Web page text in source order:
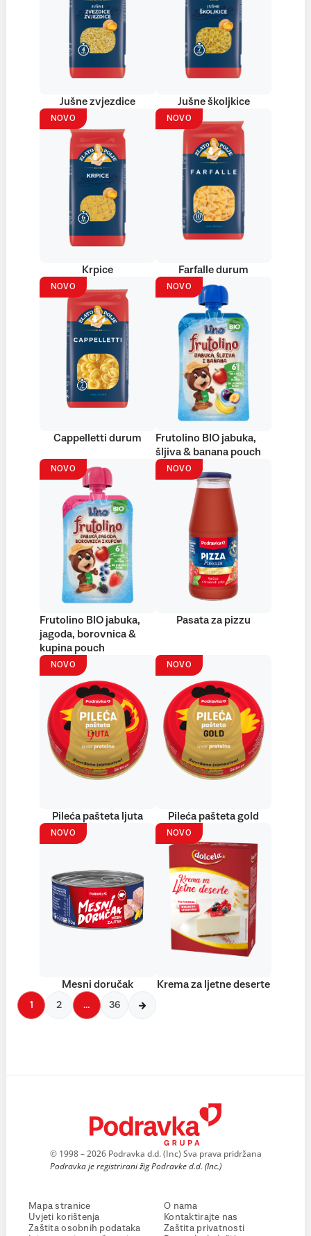
Jušne zvjezdice Jušne školjkice
NOVO
Krpice
NOVO
Farfalle durum
NOVO
Cappelletti durum
NOVO
Frutolino BIO jabuka,
šljiva & banana pouch
NOVO
Frutolino BIO jabuka,
jagoda, borovnica &
kupina pouch
NOVO
Pasata za pizzu
NOVO
Pileća pašteta ljuta
NOVO
Pileća pašteta gold
NOVO
Mesni doručak
NOVO
Krema za ljetne deserte
1 2 … 36
© 1998 – 2026 Podravka d.d. (Inc) Sva prava pridržana
Podravka je registrirani žig Podravke d.d. (Inc.)
Mapa stranice
Uvjeti korištenja
Zaštita osobnih podataka
O nama
Kontaktirajte nas
Zaštita privatnosti